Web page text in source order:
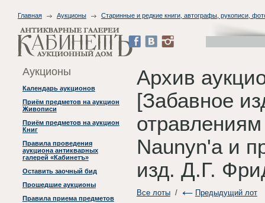
Главная Аукционы Старинные и редкие книги, автографы, рукописи,
Аукционы
Календарь аукционов
Приём предметов на аукцион
Живописи
Приём предметов на аукцион
Книг
Правила проведения
аукциона антикварных
галерей «Кабинетъ»
Оставить заочный бид
Прошедшие аукционы
Правила приема предметов
Архив
[Забавное
Naunyn'a и
изд. Д.Г.
Все лоты/ Предыдущий лот